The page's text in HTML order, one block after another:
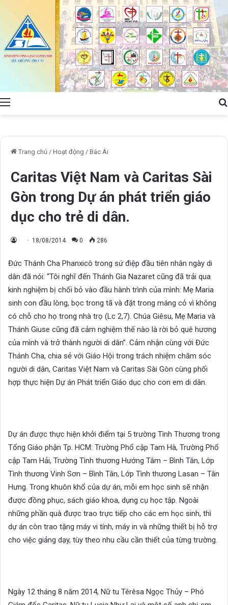
Menu
Trang chủ / Hoạt động / Bác Ái
Caritas Việt Nam và Caritas Sài
Gòn trong Dự án phát triển giáo
dục cho trẻ di dân.
18/08/2014 0 286
Đức Thánh Cha Phanxicô trong sứ điệp đầu tiên nhân ngày di
dân đã nói: “Tôi nghĩ đến Thánh Gia Nazaret cũng đã trải qua
kinh nghiệm bị chối bỏ vào đầu hành trình của mình: Mẹ Maria
sinh con đầu lòng, bọc trong tã và đặt trong máng cỏ vì không
có chỗ cho họ trong nhà trọ (Lc 2,7). Chúa Giêsu, Mẹ Maria và
Thánh Giuse cũng đã cảm nghiệm thế nào là rời bỏ quê hương
của mình và trở thành người di dân”. Cảm nhận cùng với Đức
Thánh Cha, chia sẻ với Giáo Hội trong trách nhiệm chăm sóc
người di dân, Caritas Việt Nam và Caritas Sài Gòn cùng phối
hợp thực hiện Dự án Phát triển Giáo dục cho con em di dân.
Dự án được thực hiện khởi điểm tại 5 trường Tình Thương trong
Tổng Giáo phận Tp. HCM: Trường Phổ cập Tam Hà, Trường Phổ
cập Tam Hải, Trường Tình thương Hướng Tâm – Bình Tân, Lớp
Tình thương Vinh Sơn – Bình Tân, Lớp Tình thương Lasan – Tân
Hưng. Trong khuôn khổ của dự án, mỗi em học sinh sẽ nhận
được đồng phục, sách giáo khoa, dụng cụ học tập. Ngoài
những phần quà được trao trực tiếp cho các em học sinh, thì
dự án còn trao tặng máy vi tính, máy in và những thiết bị hỗ trợ
cho việc giảng dạy, tùy theo nhu cầu cần thiết của từng trường.
Ngày 12 tháng 8 năm 2014, Nữ tu Têrêsa Ngọc Thủy – Phó